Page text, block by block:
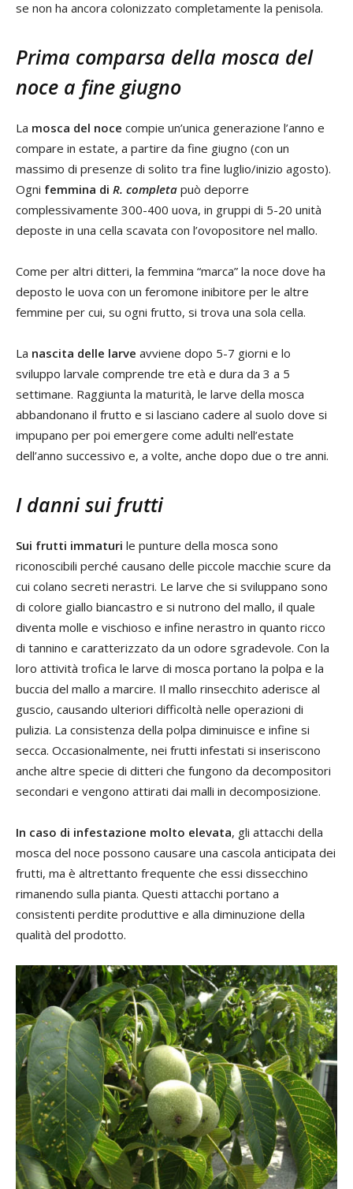
se non ha ancora colonizzato completamente la penisola.
Prima comparsa della mosca del
noce a fine giugno
La mosca del noce compie un’unica generazione l’anno e
compare in estate, a partire da fine giugno (con un
massimo di presenze di solito tra fine luglio/inizio agosto).
Ogni femmina di R. completa può deporre
complessivamente 300-400 uova, in gruppi di 5-20 unità
deposte in una cella scavata con l’ovopositore nel mallo.
Come per altri ditteri, la femmina “marca” la noce dove ha
deposto le uova con un feromone inibitore per le altre
femmine per cui, su ogni frutto, si trova una sola cella.
La nascita delle larve avviene dopo 5-7 giorni e lo
sviluppo larvale comprende tre età e dura da 3 a 5
settimane. Raggiunta la maturità, le larve della mosca
abbandonano il frutto e si lasciano cadere al suolo dove si
impupano per poi emergere come adulti nell’estate
dell’anno successivo e, a volte, anche dopo due o tre anni.
I danni sui frutti
Sui frutti immaturi le punture della mosca sono
riconoscibili perché causano delle piccole macchie scure da
cui colano secreti nerastri. Le larve che si sviluppano sono
di colore giallo biancastro e si nutrono del mallo, il quale
diventa molle e vischioso e infine nerastro in quanto ricco
di tannino e caratterizzato da un odore sgradevole. Con la
loro attività trofica le larve di mosca portano la polpa e la
buccia del mallo a marcire. Il mallo rinsecchito aderisce al
guscio, causando ulteriori difficoltà nelle operazioni di
pulizia. La consistenza della polpa diminuisce e infine si
secca. Occasionalmente, nei frutti infestati si inseriscono
anche altre specie di ditteri che fungono da decompositori
secondari e vengono attirati dai malli in decomposizione.
In caso di infestazione molto elevata, gli attacchi della
mosca del noce possono causare una cascola anticipata dei
frutti, ma è altrettanto frequente che essi dissecchino
rimanendo sulla pianta. Questi attacchi portano a
consistenti perdite produttive e alla diminuzione della
qualità del prodotto.